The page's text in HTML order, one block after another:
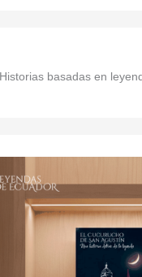
Historias basadas en